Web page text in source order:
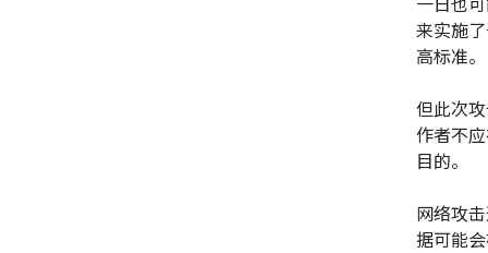
来实施
高标准。
但此次
作者不
目的。
网络攻
据可能